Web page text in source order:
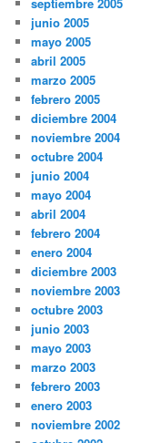
septiembre 2005
junio 2005
mayo 2005
abril 2005
marzo 2005
febrero 2005
diciembre 2004
noviembre 2004
octubre 2004
junio 2004
mayo 2004
abril 2004
febrero 2004
enero 2004
diciembre 2003
noviembre 2003
octubre 2003
junio 2003
mayo 2003
marzo 2003
febrero 2003
enero 2003
noviembre 2002